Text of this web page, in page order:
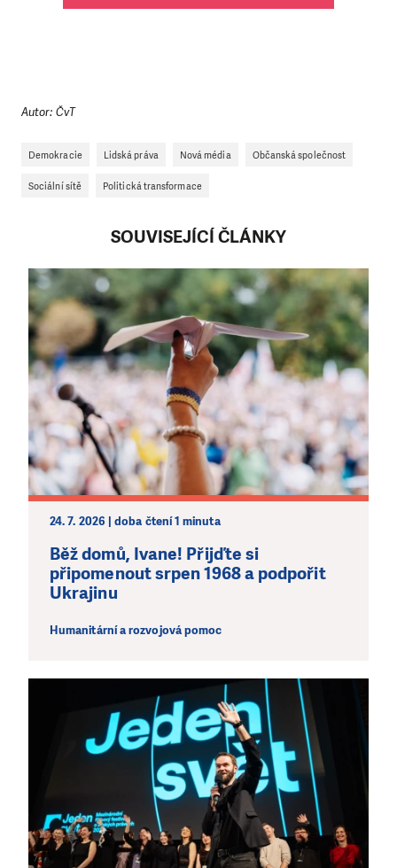
Autor: ČvT
Demokracie Lidská práva Nová média Občanská společnost
Sociální sítě Politická transformace
SOUVISEJÍCÍ ČLÁNKY
24. 7. 2026 | doba čtení 1 minuta
Běž domů, Ivane! Přijďte si
připomenout srpen 1968 a podpořit
Ukrajinu
Humanitární a rozvojová pomoc
LÍBÍ SE VÁM, CO DĚLÁME?
PODPOŘTE NÁS!
Abychom mohli pomáhat smysluplně, neobejdeme se